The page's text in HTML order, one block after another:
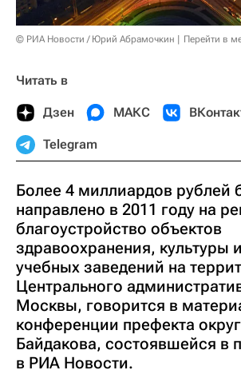
© РИА Новости / Юрий Абрамочкин Перейти в
Читать в
Дзен МАКС
Telegram
Более 4 миллиардов рублей
направлено в 2011 году на
благоустройство объектов
здравоохранения, культуры
учебных заведений на
Центрального
Москвы, говорится в
конференции префекта
Байдакова, состоявшейся в
в РИА Новости.